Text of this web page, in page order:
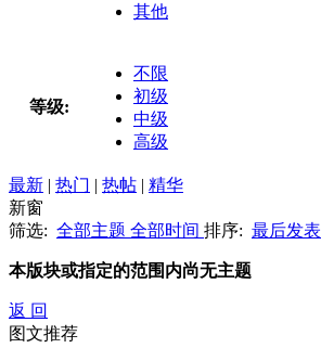
其他
等级:
不限
初级
中级
高级
最新 | 热门 | 热帖 | 精华
新窗
筛选: 全部主题 全部时间 排序: 最后发表
本版块或指定的范围内尚无主题
返 回
图文推荐